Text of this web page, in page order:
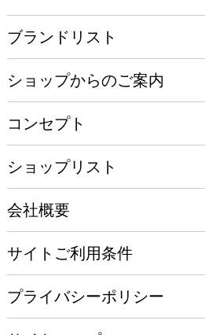
ブランドリスト
ショップからのご案内
コンセプト
ショップリスト
会社概要
サイトご利用条件
プライバシーポリシー